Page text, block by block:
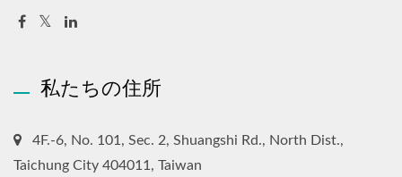
私たちの住所
4F.-6, No. 101, Sec. 2, Shuangshi Rd., North Dist.,
Taichung City 404011, Taiwan